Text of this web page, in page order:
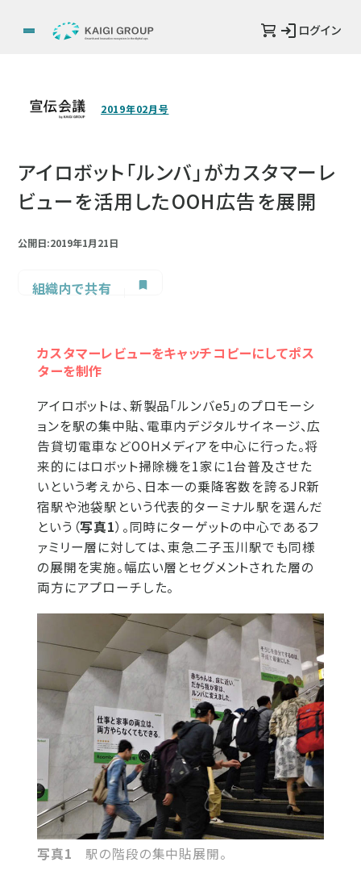
ログイン
2019年02月号
アイロボット「ルンバ」がカスタマーレ
ビューを活用したOOH広告を展開
公開日:2019年1月21日
組織内で共有
カスタマーレビューをキャッチコピーにしてポス
ターを制作
アイロボットは、新製品「ルンバe5」のプロモーシ
ョンを駅の集中貼、電車内デジタルサイネージ、広
告貸切電車などOOHメディアを中心に行った。将
来的にはロボット掃除機を1家に1台普及させた
いという考えから、日本一の乗降客数を誇るJR新
宿駅や池袋駅という代表的ターミナル駅を選んだ
という（写真1）。同時にターゲットの中心であるフ
ァミリー層に対しては、東急二子玉川駅でも同様
の展開を実施。幅広い層とセグメントされた層の
両方にアプローチした。
写真1 駅の階段の集中貼展開。